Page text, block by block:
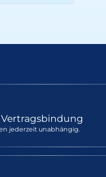
Vertragsbindung
jederzeit unabhängig.